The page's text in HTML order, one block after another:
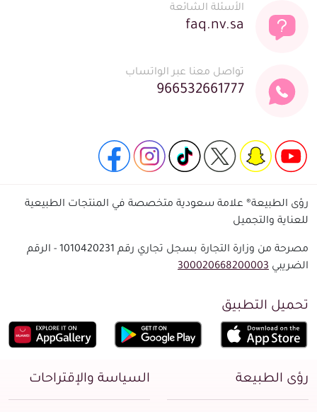
الأسئلة الشائعة
faq.nv.sa
تواصل معنا عبر الواتساب
966532661777
رؤى الطبيعة® علامة سعودية متخصصة في المنتجات الطبيعية
للعناية والتجميل
مصرحة من وزارة التجارة بسجل تجاري رقم 1010420231 - الرقم
الضريبي 300020668200003
تحميل التطبيق
رؤى الطبيعة السياسة والإقتراحات